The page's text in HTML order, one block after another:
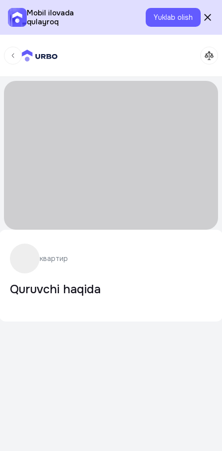
Mobil ilovada
qulayroq
Yuklab olish
квартир
Quruvchi haqida